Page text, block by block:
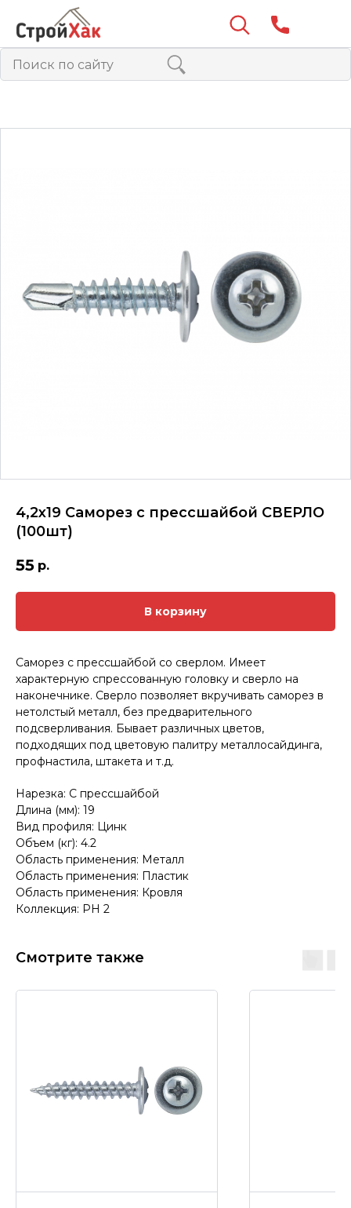
4,2х19 Саморез с прессшайбой СВЕРЛО
(100шт)
55 р.
В корзину
Саморез с прессшайбой со сверлом. Имеет
характерную спрессованную головку и сверло на
наконечнике. Сверло позволяет вкручивать саморез в
нетолстый металл, без предварительного
подсверливания. Бывает различных цветов,
подходящих под цветовую палитру металлосайдинга,
профнастила, штакета и т.д.
Нарезка: С прессшайбой
Длина (мм): 19
Вид профиля: Цинк
Объем (кг): 4.2
Область применения: Металл
Область применения: Пластик
Область применения: Кровля
Коллекция: PH 2
Смотрите также